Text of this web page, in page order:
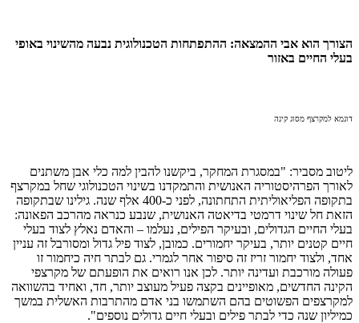
הצורך הוא אבי ההמצאה: ההתפתחות הטכנולוגית נבעה מהשינוי באופי
בעלי החיים באזור
דוגמא למקרצף מסוג קינה
ליטוב מסביר: "במסגרת המחקר, ביקשנו להבין למה כלי אבן משתנים
לאורך הפרהיסטוריה האנושית והתמקדנו בשינוי הטכנולוגי שחל במקרצף
בתקופה הפליאוליתית התחתונה, לפני כ-400 אלף שנה. גילינו שבתקופה
הזאת חל שינוי דרמטי בדיאטה האנושית, שנבע כנראה מהרכב הפאונה:
בעלי החיים הגדולים, ובעיקר הפילים, נעלמו – והאדם נאלץ לצוד בעלי
חיים קטנים יותר, בעיקר יחמורים. כמובן, לצוד פיל גדול ומסורבל זה עניין
אחד, ולצוד יחמור זריז זה סיפור אחר לגמרי. גם לבתר חיה כיחמור זו
פעולה מורכבת ועדינה יותר. לכן אנו רואים את הופעתם של מקרצפי
הקינה החדשים, מאופיינים בקצה פעיל מעוצב יותר, חד, ואחיד בהשוואה
למקרצפים הפשוטים בהם השתמשו בני אדם מהתרבות האשלית במשך
כמיליון שנה כדי לבתר פילים ובעלי חיים גדולים נוספים".